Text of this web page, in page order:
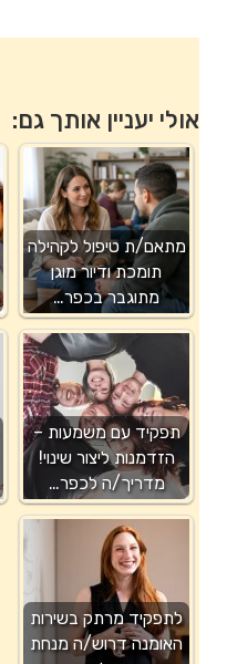
אולי יעניין אותך גם:
מתאם/ת טיפול לקהילה
תומכת ודיור מוגן
מתוגבר בכפר…
תפקיד עם משמעות –
הזדמנות ליצור שינוי!
מדריך/ה לכפר…
לתפקיד מרתק בשירות
האומנה דרוש/ה מנחת